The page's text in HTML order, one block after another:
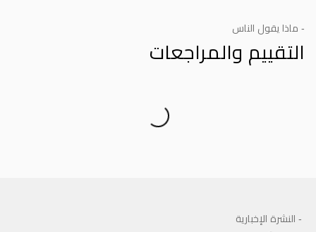
- ماذا يقول الناس
التقييم والمراجعات
- النشرة الإخبارية